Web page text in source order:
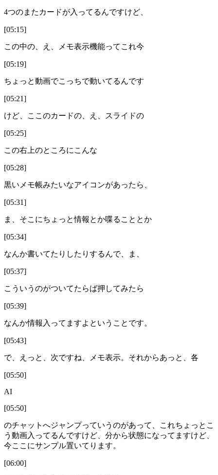
4つのまたカードが入ってるんですけど、
[05:15]
この中の、え、メモ表示機能ってこれ今
[05:19]
ちょっと動画でこっちで動いてるんです
[05:21]
けど、ここのカードの、え、スライドの
[05:25]
この右上のところにこんな
[05:28]
黒いメモ帳みたいなアイコンがあったら、
[05:31]
ま、そこにちょっと情報とか喋ることとか
[05:34]
なんか書いてたりしたりするんで、ま、
[05:37]
こういうのがついてたらば押してみたら
[05:39]
なんか情報入ってますよということです。
[05:43]
で、えっと、次ですね、メモ表示。それからあっと、各
[05:50]
AI
[05:50]
のチャットへジャンプっていうのがあって、これちょっとこ
う動画入ってるんですけど、分から状態になってますけど、
今ここにサンプル置いてります。
[06:00]